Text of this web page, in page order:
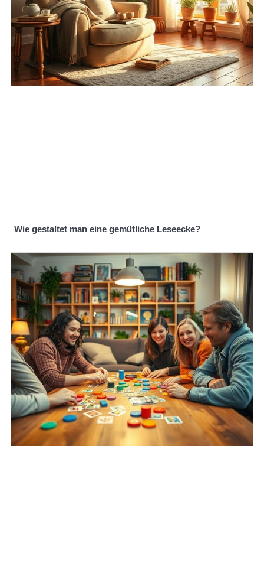
Wie gestaltet man eine gemütliche Leseecke?